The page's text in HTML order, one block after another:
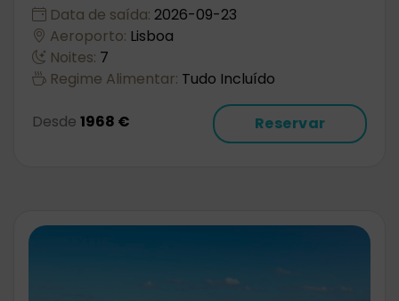
Data de saída: 2026-09-23
Aeroporto: Lisboa
Noites: 7
Regime Alimentar: Tudo Incluído
Desde 1968 € Reservar